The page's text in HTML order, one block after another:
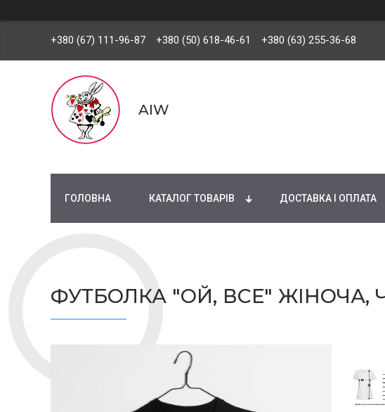
+380 (67) 111-96-87 +380 (50) 618-46-61 +380 (63) 255-36-68
AIW
ГОЛОВНА КАТАЛОГ ТОВАРІВ ДОСТАВКА І ОПЛАТА
ФУТБОЛКА "ОЙ, ВСЕ" ЖІНОЧА,